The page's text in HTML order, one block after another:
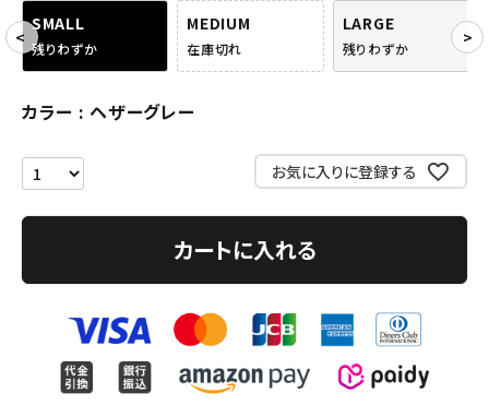
ACCOUNT MENU
ようこそ ゲスト 様
meeting_room
SMALL
残りわずか
MEDIUM
在庫切れ
LARGE
残りわずか
カラー ヘザーグレー
お気に入りに登録する
カートに入れる